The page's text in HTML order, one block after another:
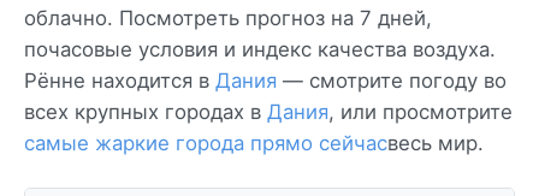
облачно. Посмотреть прогноз на 7 дней,
почасовые условия и индекс качества воздуха.
Рённе находится в Дания — смотрите погоду во
всех крупных городах в Дания, или просмотрите
самые жаркие города прямо сейчасвесь мир.